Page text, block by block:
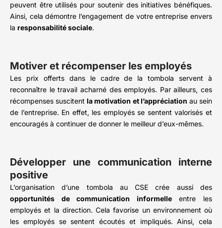
peuvent être utilisés pour soutenir des initiatives bénéfiques.
Ainsi, cela démontre l’engagement de votre entreprise envers
la responsabilité sociale.
Motiver et récompenser les employés
Les prix offerts dans le cadre de la tombola servent à
reconnaître le travail acharné des employés. Par ailleurs, ces
récompenses suscitentla motivation et l’appréciation au sein
de l’entreprise. En effet, les employés se sentent valorisés et
encouragés à continuer de donner le meilleur d’eux-mêmes.
Développer une communication interne
positive
L’organisation d’une tombola au CSE crée aussi des
opportunités de communication informelleentre les
employés et la direction. Cela favorise un environnement où
les employés se sentent écoutés et impliqués. Ainsi, cela